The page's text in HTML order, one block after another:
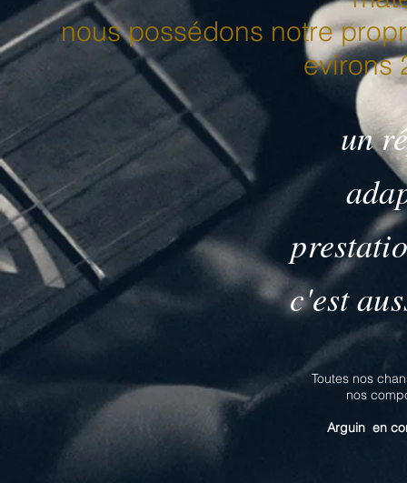
nous possédons notre
evirons
un
c'est
Toutes nos
nos
Arguin en